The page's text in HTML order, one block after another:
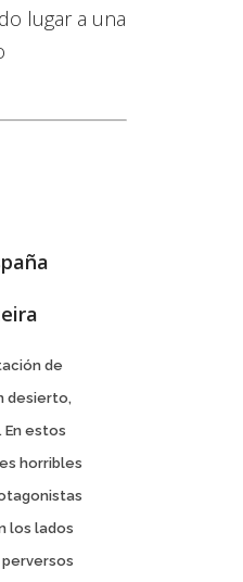
lugar a una
de
desierto,
En estos
horribles
los lados